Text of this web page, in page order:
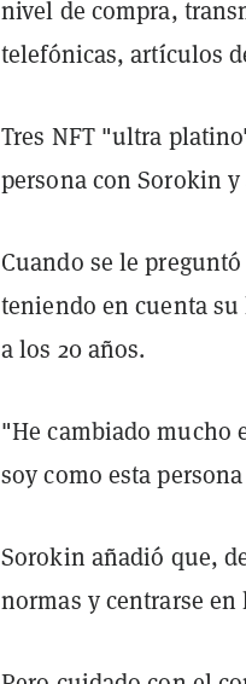
nivel de compra,
telefónicas, artículos
Tres NFT "ultra
persona con Sorokin
Cuando se le
teniendo en cuenta
a los 20 años.
"He cambiado mucho
soy como esta
Sorokin añadió que,
normas y centrarse